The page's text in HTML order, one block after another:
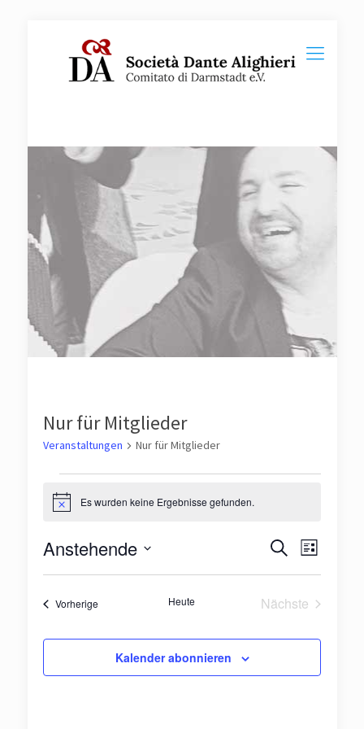
Nur für Mitglieder
Veranstaltungen Nur für Mitglieder
Veranstaltungen
HinweisEs wurden keine Ergebnisse gefunden.
Suche
und
Suche Liste
Anstehende
Datum
Vorherige VeranstaltungenHeute
Nächste
Kalender abonnieren